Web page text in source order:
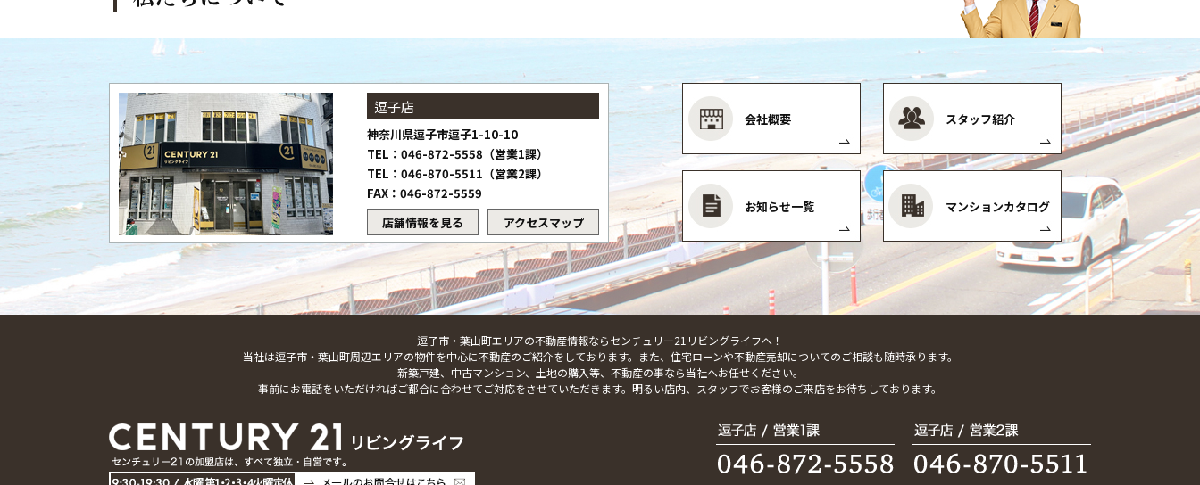
逗子店
神奈川県逗子市逗子1-10-10
TEL：046-872-5558（営業1課）
TEL：046-870-5511（営業2課）
FAX：046-872-5559
店舗情報を見る
アクセスマップ
会社概要 スタッフ紹介
お知らせ一覧 マンションカタログ
逗子市・葉山町エリアの不動産情報ならセンチュリー21リビングライフへ！
当社は逗子市・葉山町周辺エリアの物件を中心に不動産のご紹介をしております。また、住宅ローンや不動産売却についてのご相談も随時承ります。
新築戸建、中古マンション、土地の購入等、不動産の事なら当社へお任せください。
事前にお電話をいただければご都合に合わせてご対応をさせていただきます。明るい店内、スタッフでお客様のご来店をお待ちしております。